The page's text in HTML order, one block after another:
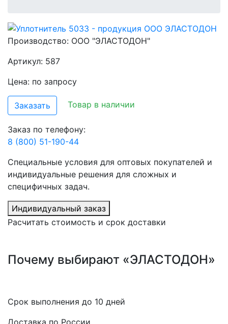
Производство: ООО "ЭЛАСТОДОН"
Артикул: 587
Цена: по запросу
Заказать Товар в наличии
Заказ по телефону:
8 (800) 51-190-44
Специальные условия для оптовых покупателей и
индивидуальные решения для сложных и
специфичных задач.
Индивидуальный заказ
Расчитать стоимость и срок доставки
Почему выбирают «ЭЛАСТОДОН»
Срок выполнения до 10 дней
Доставка по России